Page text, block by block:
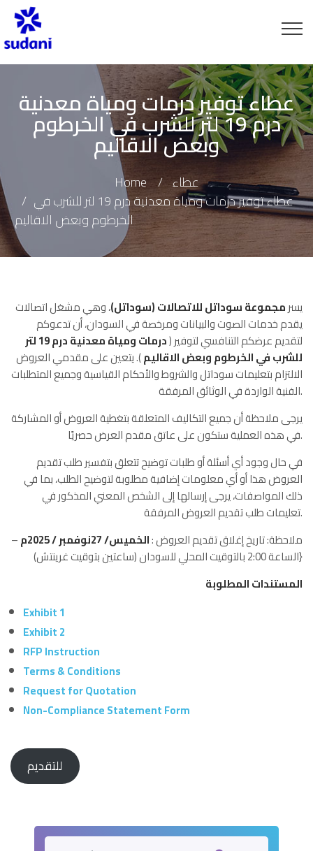
عطاء توفير درمات ومياة معدنية
درم 19 لتر للشرب في الخرطوم
وبعض الاقاليم
Home
عطاء
عطاء توفير درمات ومياة معدنية درم 19 لتر للشرب في
الخرطوم وبعض الاقاليم
يسرمجموعة سوداتل للاتصالات (سوداتل)، وهي مشغل اتصالات
يقدم خدمات الصوت والبيانات ومرخصة في السودان، أن تدعوكم
لتقديم عرضكم التنافسي لتوفير (
درمات ومياة معدنية درم 19 لتر
للشرب في الخرطوم وبعض الاقاليم). يتعين على مقدمي العروض
الالتزام بتعليمات سوداتل والشروط والأحكام القياسية وجميع المتطلبات
الفنية الواردة في الوثائق المرفقة.
يرجى ملاحظة أن جميع التكاليف المتعلقة بتغطية العروض أو المشاركة
في هذه العملية ستكون على عاتق مقدم العرض حصريًا.
في حال وجود أي أسئلة أو طلبات توضيح تتعلق بتفسير طلب تقديم
العروض هذا أو أي معلومات إضافية مطلوبة لتوضيح الطلب، بما في
ذلك المواصفات، يرجى إرسالها إلى الشخص المعني المذكور في
تعليمات طلب تقديم العروض المرفقة.
ملاحظة: تاريخ إغلاق تقديم العروض :الخميس/ 27نوفمبر / 2025م
–
الساعة 2:00 بالتوقيت المحلي للسودان (ساعتين بتوقيت غرينتش)}
المستندات المطلوبة
Exhibit 1
Exhibit 2
RFP Instruction
Terms & Conditions
Request for Quotation
Non-Compliance Statement Form
للتقديم